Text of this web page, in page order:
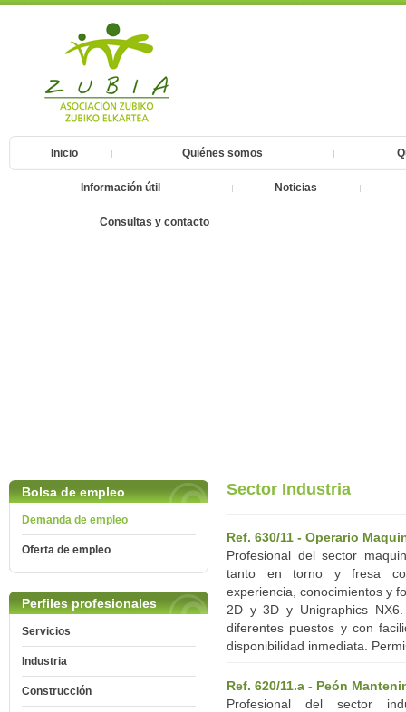
Inicio Quiénes somos
Información útil Noticias
Consultas y contacto
Bolsa de empleo
Demanda de empleo
Oferta de empleo
Perfiles profesionales
Servicios
Industria
Construcción
Sector Industria
Ref. 630/11 - Operario
Profesional del sector
tanto en torno y fresa
experiencia, conocimientos y
2D y 3D y Unigraphics
diferentes puestos y con
disponibilidad inmediata.
Ref. 620/11.a - Peón
Profesional del sector